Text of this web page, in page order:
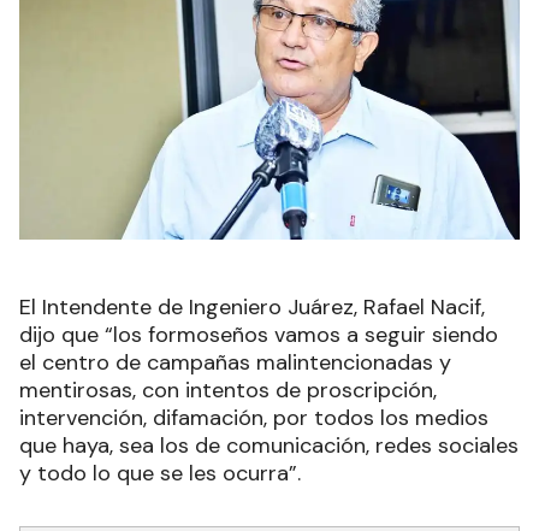
El Intendente de Ingeniero Juárez, Rafael Nacif,
dijo que “los formoseños vamos a seguir siendo
el centro de campañas malintencionadas y
mentirosas, con intentos de proscripción,
intervención, difamación, por todos los medios
que haya, sea los de comunicación, redes sociales
y todo lo que se les ocurra”.